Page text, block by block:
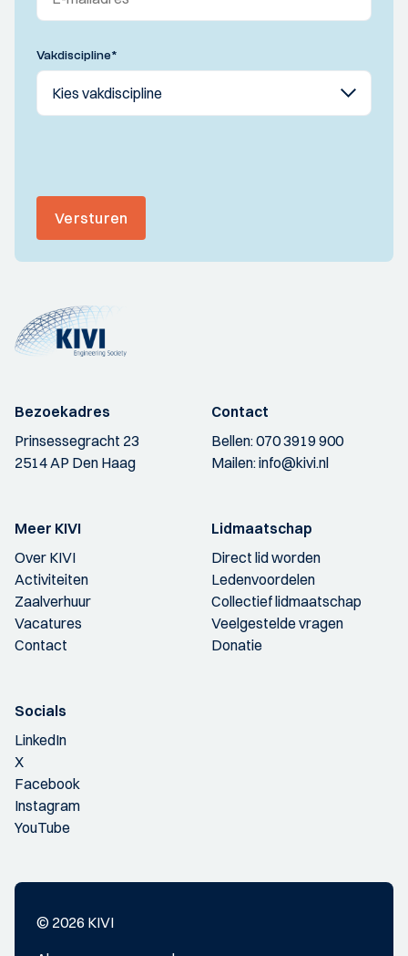
Vakdiscipline*
Versturen
Bezoekadres
Prinsessegracht 23
2514 AP Den Haag
Contact
Bellen:070 3919 900
Mailen:info@kivi.nl
Meer KIVI
Over KIVI
Activiteiten
Zaalverhuur
Vacatures
Contact
Lidmaatschap
Direct lid worden
Ledenvoordelen
Collectief lidmaatschap
Veelgestelde vragen
Donatie
Socials
LinkedIn
X
Facebook
Instagram
YouTube
© 2026 KIVI